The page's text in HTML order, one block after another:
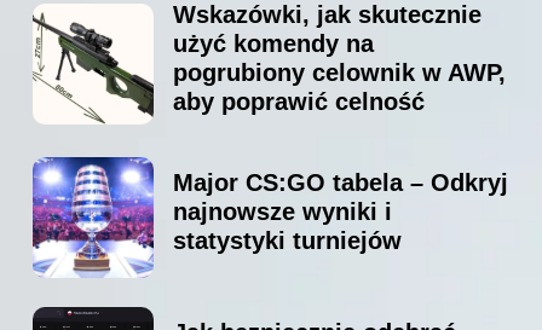
Wskazówki, jak skutecznie
użyć komendy na
pogrubiony celownik w AWP,
aby poprawić celność
Major CS:GO tabela – Odkryj
najnowsze wyniki i
statystyki turniejów